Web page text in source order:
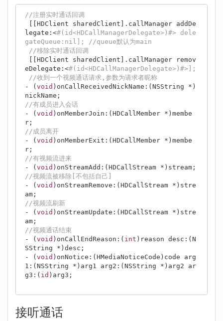
//注册实时通话回调
legate:<#(id<HDCallManagerDelegate> )#> dele
gateQueue:nil]; //queue默认为main
//移除实时通话回调
eDelegate:<#(id<HDCallManagerDelegate> )#>];
//收到一个视频通话请求,参数为请求者昵称
- ( void )onCallReceivedNickName:( NSString *)
//有成员进入会话
- ( void )onMemberJoin:(HDCallMember *)membe
//成员离开
- ( void )onMemberExit:(HDCallMember *)membe
//有视频流进来
- ( void
//视频流被移除[不包括自己]
- ( void )onStreamRemove:(HDCallStream *)stre
//视频流刷新
- ( void )onStreamUpdate:(HDCallStream *)stre
//视频通话结束
- ( void )onCallEndReason:( int )reason desc:( N
SString *)desc;
- ( void )onNotice:(HMediaNoticeCode)code arg
1:( NSString *)arg1 arg2:( NSString *)arg2 ar
g3:( id )arg3;
接听通话